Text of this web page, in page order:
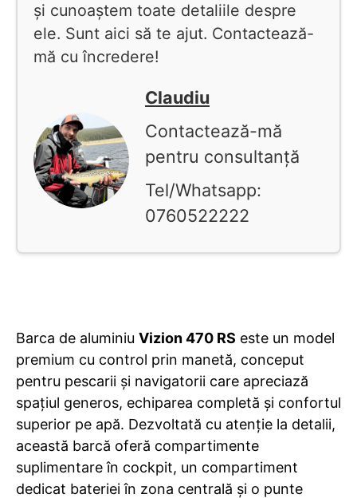
și cunoaștem toate detaliile despre
ele. Sunt aici să te ajut. Contactează-
mă cu încredere!
Claudiu
Contactează-mă
pentru consultanță
Tel/Whatsapp:
0760522222
Barca de aluminiu Vizion 470 RS este un model
premium cu control prin manetă, conceput
pentru pescarii și navigatorii care apreciază
spațiul generos, echiparea completă și confortul
superior pe apă. Dezvoltată cu atenție la detalii,
această barcă oferă compartimente
suplimentare în cockpit, un compartiment
dedicat bateriei în zona centrală și o punte